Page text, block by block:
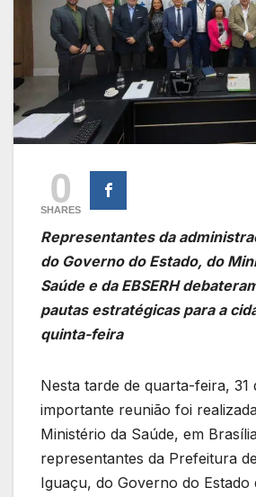
0
SHARES
Representantes da
do Governo do Estado, do
Saúde e da EBSERH
pautas estratégicas para a
quinta-feira
Nesta tarde de quarta-feira, 31
importante reunião foi
Ministério da Saúde, em
representantes da Prefeitura
Iguaçu, do Governo do Estado